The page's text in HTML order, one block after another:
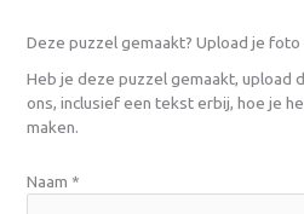
Deze puzzel gemaakt? Upload je
Heb je deze puzzel gemaakt, upload
ons, inclusief een tekst erbij, hoe je
maken.
Naam *